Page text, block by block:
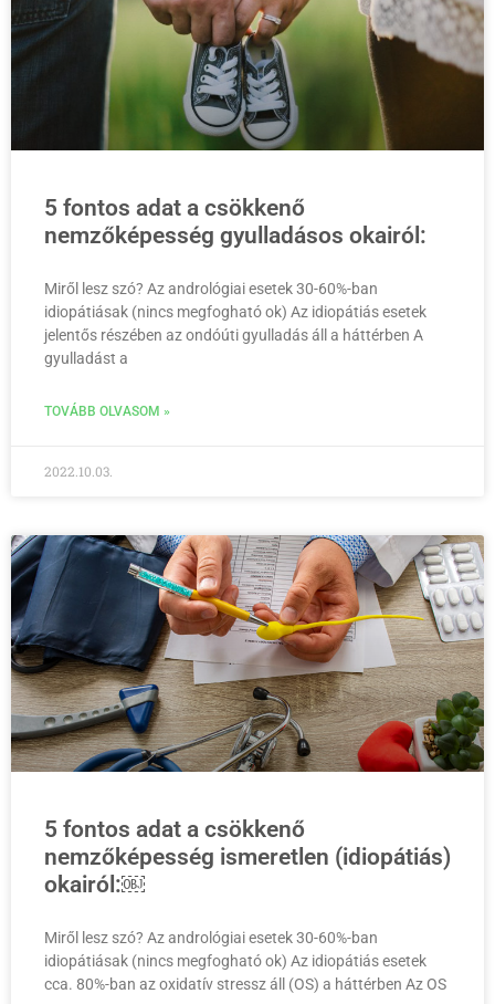
5 fontos adat a csökkenő
nemzőképesség gyulladásos okairól:
Miről lesz szó? Az andrológiai esetek 30-60%-ban
idiopátiásak (nincs megfogható ok) Az idiopátiás esetek
jelentős részében az ondóúti gyulladás áll a háttérben A
gyulladást a
TOVÁBB OLVASOM »
2022.10.03.
5 fontos adat a csökkenő
nemzőképesség ismeretlen (idiopátiás)
okairól:￼
Miről lesz szó? Az andrológiai esetek 30-60%-ban
idiopátiásak (nincs megfogható ok) Az idiopátiás esetek
cca. 80%-ban az oxidatív stressz áll (OS) a háttérben Az OS